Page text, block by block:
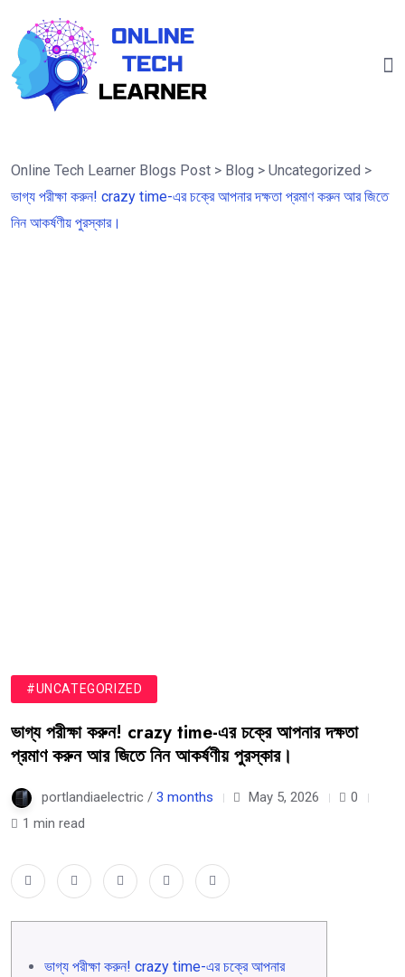
Online Tech Learner Blogs Post > Blog > Uncategorized >
ভাগ্য পরীক্ষা করুন! crazy time-এর চক্রে আপনার দক্ষতা প্রমাণ করুন আর জিতে
নিন আকর্ষণীয় পুরস্কার।
#UNCATEGORIZED
ভাগ্য পরীক্ষা করুন! crazy time-এর চক্রে আপনার দক্ষতা
প্রমাণ করুন আর জিতে নিন আকর্ষণীয় পুরস্কার।
portlandiaelectric / 3 months May 5, 2026
0
1 min read
ভাগ্য পরীক্ষা করুন! crazy time-এর চক্রে আপনার